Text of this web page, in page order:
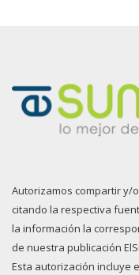
Autorizamos compartir y/
citando la respectiva
la información la
de nuestra publicación
Esta autorización incluye